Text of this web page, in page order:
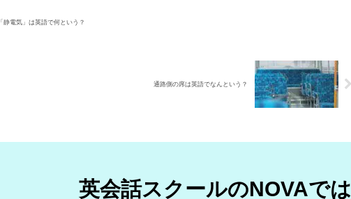
「静電気」は英語で何という？
通路側の席は英語でなんという？
英会話スクールのNOVAでは